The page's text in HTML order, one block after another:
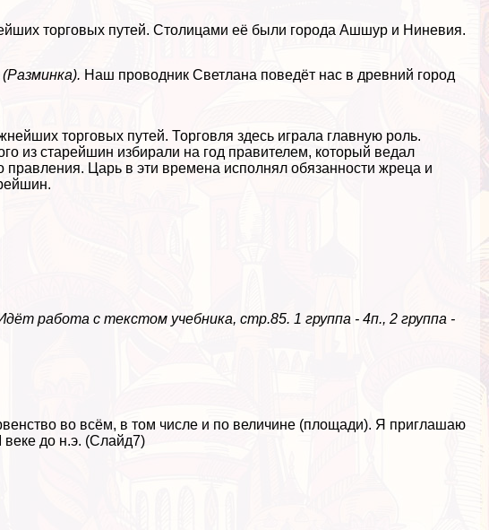
торговых путей. Столицами её были города Ашшур и Ниневия.
(Разминка). Наш проводник Светлана поведёт нас в древний город
торговых путей. Торговля здесь играла главную роль.
из старейшин избирали на год правителем, который ведал
правления. Царь в эти времена исполнял обязанности жреца и
работа с текстом учебника, стр.85. 1 группа - 4п., 2 группа -
во всём, в том числе и по величине (площади). Я приглашаю
веке до н.э. (Слайд7)